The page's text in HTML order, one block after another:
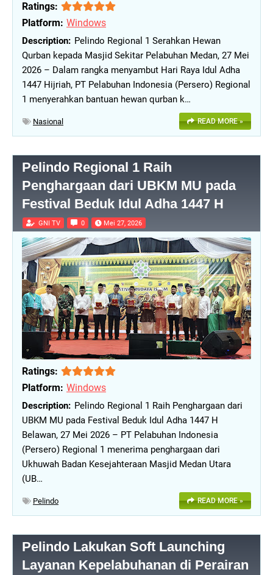
Ratings:
Platform: Windows
Pelindo Regional 1 Serahkan Hewan
Qurban kepada Masjid Sekitar Pelabuhan Medan, 27 Mei
2026 – Dalam rangka menyambut Hari Raya Idul Adha
1447 Hijriah, PT Pelabuhan Indonesia (Persero) Regional
1 menyerahkan bantuan hewan qurban k…
Nasional READ MORE »
Pelindo Regional 1 Raih
Penghargaan dari UBKM MU pada
Festival Beduk Idul Adha 1447 H
GNI TV 0 Mei 27, 2026
Ratings:
Platform: Windows
Pelindo Regional 1 Raih Penghargaan dari
UBKM MU pada Festival Beduk Idul Adha 1447 H
Belawan, 27 Mei 2026 – PT Pelabuhan Indonesia
(Persero) Regional 1 menerima penghargaan dari
Ukhuwah Badan Kesejahteraan Masjid Medan Utara
(UB…
Pelindo READ MORE »
Pelindo Lakukan Soft Launching
Layanan Kepelabuhanan di Perairan